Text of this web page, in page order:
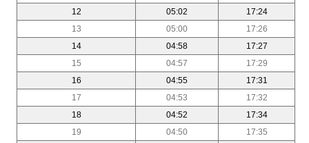
12
05:02
17:24
13
05:00
17:26
14
04:58
17:27
15
04:57
17:29
16
04:55
17:31
17
04:53
17:32
18
04:52
17:34
19
04:50
17:35